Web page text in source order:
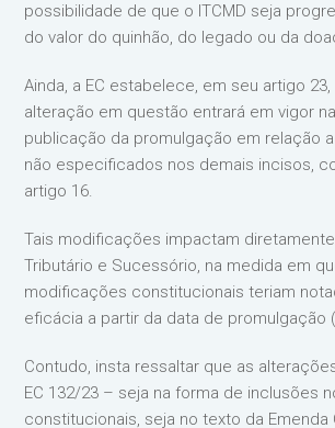
possibilidade de que o ITCMD seja
do valor do quinhão, do legado ou da
Ainda, a EC estabelece, em seu artigo 23,
alteração em questão entrará em vigor
publicação da promulgação em relação
não especificados nos demais incisos,
artigo 16.
Tais modificações impactam
Tributário e Sucessório, na medida em
modificações constitucionais teriam
eficácia a partir da data de promulgação
Contudo, insta ressaltar que as
EC 132/23 – seja na forma de inclusões
constitucionais, seja no texto da Emenda